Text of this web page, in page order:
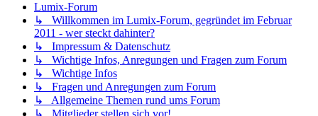
Lumix-Forum
↳ Willkommen im Lumix-Forum, gegründet im Februar
2011 - wer steckt dahinter?
↳ Impressum & Datenschutz
↳ Wichtige Infos, Anregungen und Fragen zum Forum
↳ Wichtige Infos
↳ Fragen und Anregungen zum Forum
↳ Allgemeine Themen rund ums Forum